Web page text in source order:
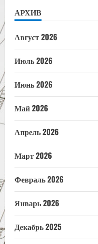
АРХИВ
Август 2026
Июль 2026
Июнь 2026
Май 2026
Апрель 2026
Март 2026
Февраль 2026
Январь 2026
Декабрь 2025